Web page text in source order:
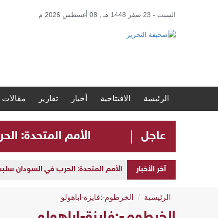
السبت - 23 صفر 1448 هـ , 08 أغسطس 2026 م
الرئيسة الافتتاحية أخبار تقارير مقالات
عاجل الأمم المتحدة: الحرب
آخر الأخبار الأمم المتحدة: الحرب في السودان سلبت مستقبل
الرئيسية الخرطوم-:فايزة-اباهولو